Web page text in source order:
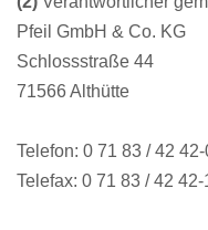
Pfeil GmbH & Co. KG
Schlossstraße 44
71566 Althütte
Telefon: 0 71 83 / 42 42-
Telefax: 0 71 83 / 42 42-